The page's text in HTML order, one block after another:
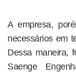
A empresa,
necessários em
Dessa maneira,
Saenge